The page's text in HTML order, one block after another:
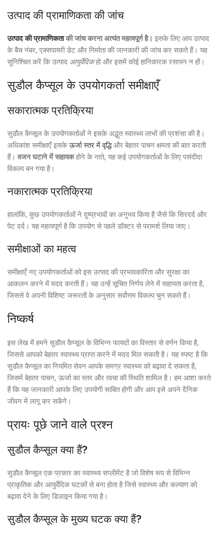
उत्पाद की प्रामाणिकता की जांच
उत्पाद की प्रामाणिकताकी जांच करना अत्यंत महत्वपूर्ण है। इसके लिए आप उत्पाद
के बैच नंबर, एक्सपायरी डेट और निर्माता की जानकारी की जांच कर सकते हैं। यह
सुनिश्चित करें कि उत्पाद आयुर्वेदिकहो और इसमें कोई हानिकारक रसायन न हों।
सुडौल कैप्सूल के उपयोगकर्ता समीक्षाएँ
सकारात्मक प्रतिक्रिया
सुडौल कैप्सूल के उपयोगकर्ताओं ने इसके अद्भुत स्वास्थ्य लाभों की प्रशंसा की है।
अधिकांश समीक्षाएँ इसकेऊर्जा स्तर में वृद्धिऔर बेहतर पाचन क्षमता की बात करती
हैं। वजन घटाने में सहायकहोने के नाते, यह कई उपयोगकर्ताओं के लिए पसंदीदा
विकल्प बन गया है।
नकारात्मक प्रतिक्रिया
हालांकि, कुछ उपयोगकर्ताओं ने दुष्प्रभावों का अनुभव किया है जैसे कि सिरदर्द और
पेट दर्द। यह महत्वपूर्ण है कि उपयोग से पहले डॉक्टर से परामर्श लिया जाए।
समीक्षाओं का महत्व
समीक्षाएँ नए उपयोगकर्ताओं को इस उत्पाद की प्रभावकारिता और सुरक्षा का
आकलन करने में मदद करती हैं। यह उन्हें सूचित निर्णय लेने में सहायता करता है,
जिससे वे अपनी विशिष्ट जरूरतों के अनुसार सर्वोत्तम विकल्प चुन सकते हैं।
निष्कर्ष
इस लेख में हमने सुडौल कैप्सूल के विभिन्न फायदों का विस्तार से वर्णन किया है,
जिससे आपको बेहतर स्वास्थ्य प्राप्त करने में मदद मिल सकती है। यह स्पष्ट है कि
सुडौल कैप्सूल का नियमित सेवन आपके समग्र स्वास्थ्य को बढ़ावा दे सकता है,
जिसमें बेहतर पाचन, ऊर्जा का स्तर और त्वचा की स्थिति शामिल है। हम आशा करते
हैं कि यह जानकारी आपके लिए उपयोगी साबित होगी और आप इसे अपने दैनिक
जीवन में लागू कर सकेंगे।
प्रायः पूछे जाने वाले प्रश्न
सुडौल कैप्सूल क्या हैं?
सुडौल कैप्सूल एक प्रकार का स्वास्थ्य सप्लीमेंट है जो विशेष रूप से विभिन्न
प्राकृतिक और आयुर्वेदिक घटकों से बना होता है जिसे स्वास्थ्य और कल्याण को
बढ़ावा देने के लिए डिज़ाइन किया गया है।
सुडौल कैप्सूल के मुख्य घटक क्या हैं?